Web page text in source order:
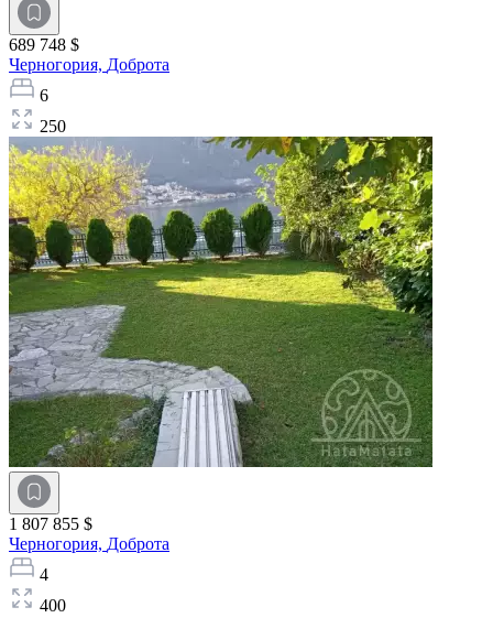
689 748 $
Черногория, Доброта
6
250
1 807 855 $
Черногория, Доброта
4
400